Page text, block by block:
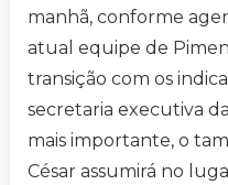
manhã, conforme
atual equipe de
transição com os
secretaria executiva
mais importante, o
César assumirá no